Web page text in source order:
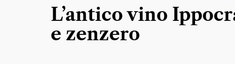
L’antico vino
e zenzero